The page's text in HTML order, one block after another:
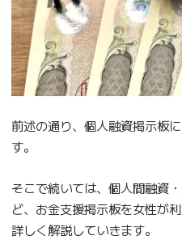
前述の通り、個人融資掲示板
す。
そこで続いては、個人間融資
ど、お金支援掲示板を女性が
詳しく解説していきます。